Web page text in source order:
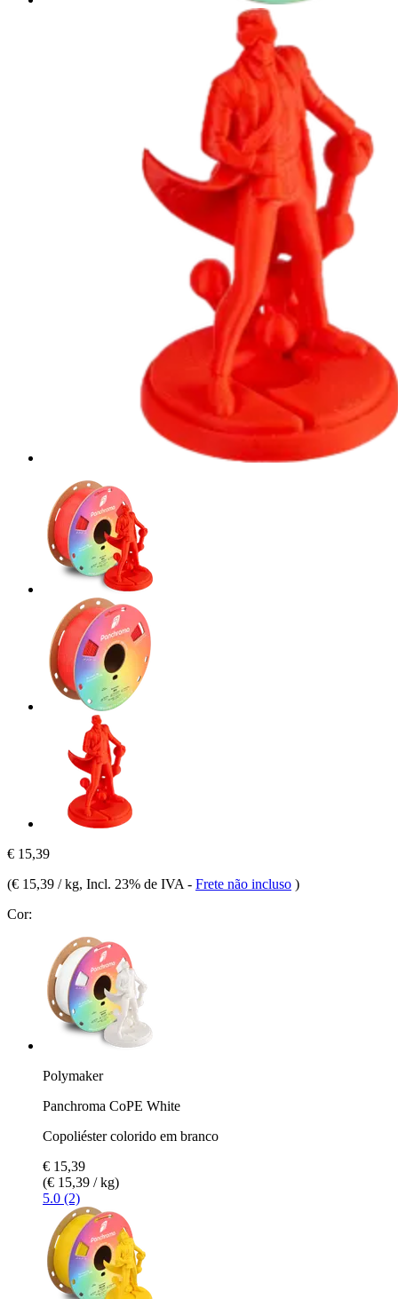
€ 15,39
(€ 15,39 / kg, Incl. 23% de IVA - Frete não incluso )
Cor:
Polymaker
Panchroma CoPE White
Copoliéster colorido em branco
€ 15,39
(€ 15,39 / kg)
5.0 (2)